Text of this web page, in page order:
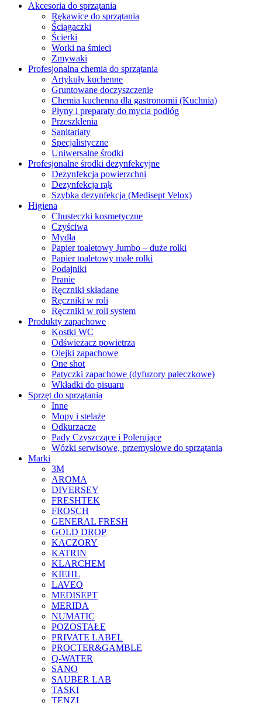
Akcesoria do sprzątania
Rękawice do sprzątania
Ściągaczki
Ścierki
Worki na śmieci
Zmywaki
Profesjonalna chemia do sprzątania
Artykuły kuchenne
Gruntowane doczyszczenie
Chemia kuchenna dla gastronomii (Kuchnia)
Płyny i preparaty do mycia podłóg
Przeszklenia
Sanitariaty
Specjalistyczne
Uniwersalne środki
Profesjonalne środki dezynfekcyjne
Dezynfekcja powierzchni
Dezynfekcja rąk
Szybka dezynfekcja (Medisept Velox)
Higiena
Chusteczki kosmetyczne
Czyściwa
Mydła
Papier toaletowy Jumbo – duże rolki
Papier toaletowy małe rolki
Podajniki
Pranie
Ręczniki składane
Ręczniki w roli
Ręczniki w roli system
Produkty zapachowe
Kostki WC
Odświeżacz powietrza
Olejki zapachowe
One shot
Patyczki zapachowe (dyfuzory pałeczkowe)
Wkładki do pisuaru
Sprzęt do sprzątania
Inne
Mopy i stelaże
Odkurzacze
Pady Czyszczące i Polerujące
Wózki serwisowe, przemysłowe do sprzątania
Marki
3M
AROMA
DIVERSEY
FRESHTEK
FROSCH
GENERAL FRESH
GOLD DROP
KACZORY
KATRIN
KLARCHEM
KIEHL
LAVEO
MEDISEPT
MERIDA
NUMATIC
POZOSTAŁE
PRIVATE LABEL
PROCTER&GAMBLE
Q-WATER
SANO
SAUBER LAB
TASKI
TENZI